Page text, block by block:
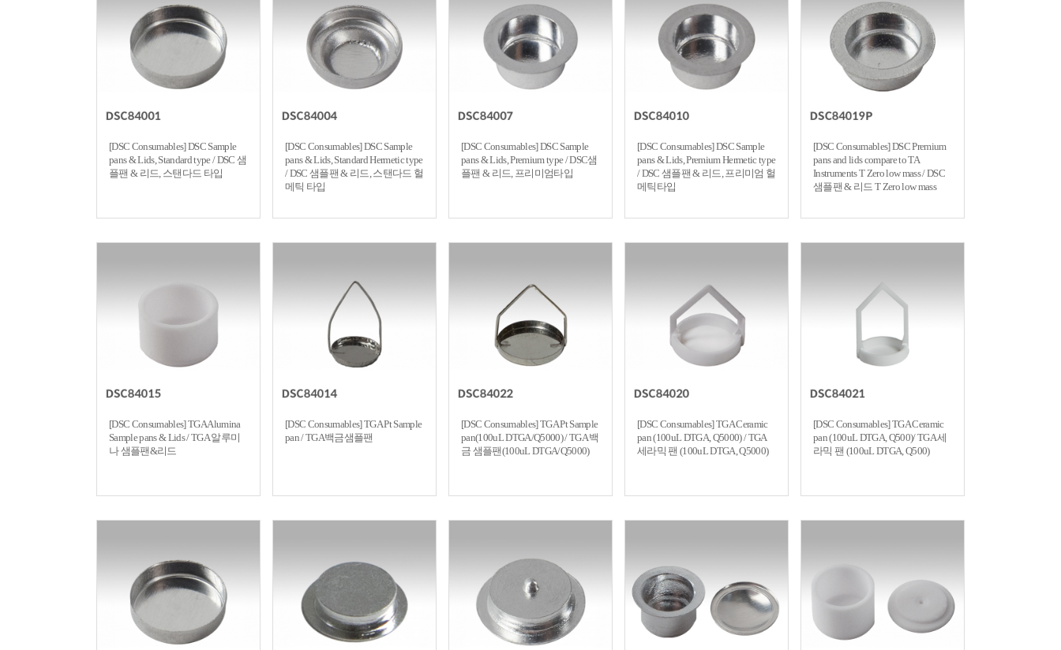
[DSC Consumables] DSC Sample
pans & Lids, Standard type / DSC 샘
플팬 & 리드, 스탠다드 타입
[DSC Consumables] DSC Sample
pans & Lids, Standard Hermetic type
/ DSC 샘플팬 & 리드, 스탠다드 헐
메틱 타입
[DSC Consumables] DSC Sample
pans & Lids, Premium type / DSC샘
플팬 & 리드, 프리미엄타입
[DSC Consumables] DSC Sample
pans & Lids, Premium Hermetic type
/ DSC 샘플팬 & 리드, 프리미엄 헐
메틱타입
[DSC Consumables] DSC Premium
pans and lids compare to TA
Instruments T Zero low mass / DSC
샘플팬 & 리드 T Zero low mass
[DSC Consumables] TGA Alumina
Sample pans & Lids / TGA 알루미
나 샘플팬&리드
[DSC Consumables] TGA Pt Sample
pan / TGA백금샘플팬
[DSC Consumables] TGA Pt Sample
pan(100uL DTGA/Q5000) / TGA 백
금 샘플팬(100uL DTGA/Q5000)
[DSC Consumables] TGA Ceramic
pan (100uL DTGA, Q5000) / TGA
세라믹 팬 (100uL DTGA, Q5000)
[DSC Consumables] TGA Ceramic
pan (100uL DTGA, Q500)/ TGA 세
라믹 팬 (100uL DTGA, Q500)